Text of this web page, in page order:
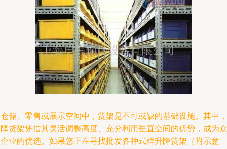
储、零售或展示空间中，货架是不可或缺的基础设施。其中，
货架凭借其灵活调整高度、充分利用垂直空间的优势，成为众
业的优选。如果您正在寻找批发各种式样升降货架（附示意